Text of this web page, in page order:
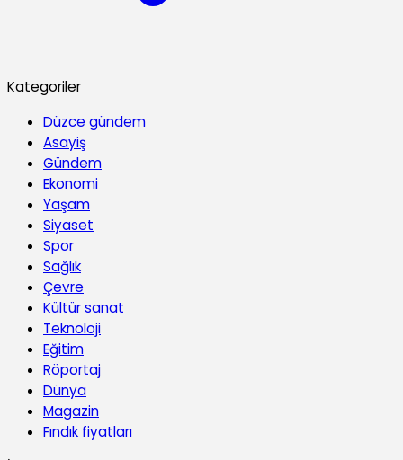
Kategoriler
Düzce gündem
Asayiş
Gündem
Ekonomi
Yaşam
Siyaset
Spor
Sağlık
Çevre
Kültür sanat
Teknoloji
Eğitim
Röportaj
Dünya
Magazin
Fındık fiyatları